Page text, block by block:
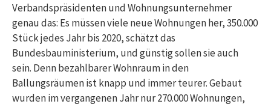
Verbandspräsidenten und Wohnungsunternehmer
genau das: Es müssen viele neue Wohnungen her, 350.000
Stück jedes Jahr bis 2020, schätzt das
Bundesbauministerium, und günstig sollen sie auch
sein. Denn bezahlbarer Wohnraum in den
Ballungsräumen ist knapp und immer teurer. Gebaut
wurden im vergangenen Jahr nur 270.000 Wohnungen,